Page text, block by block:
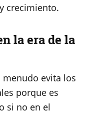
crecimiento.
la era de la
menudo evita los
porque es
si no en el